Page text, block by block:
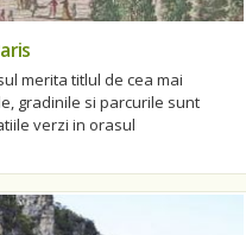
merita titlul de cea mai
gradinile si parcurile sunt
verzi in orasul